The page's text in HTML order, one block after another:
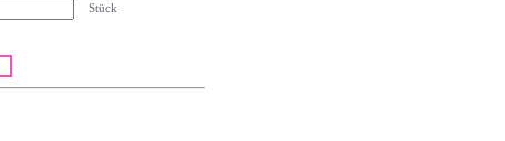
Stück